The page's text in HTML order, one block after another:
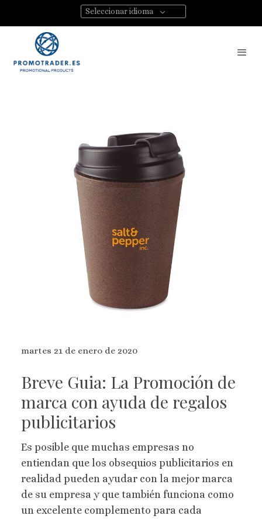
Seleccionar idioma
martes 21 de enero de 2020
Breve Guia: La Promoción de
marca con ayuda de regalos
publicitarios
Es posible que muchas empresas no
entiendan que los obsequios publicitarios en
realidad pueden ayudar con la mejor marca
de su empresa y que también funciona como
un excelente complemento para cada